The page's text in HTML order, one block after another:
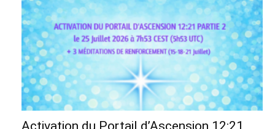
Activation du Portail d’Ascension 12:21